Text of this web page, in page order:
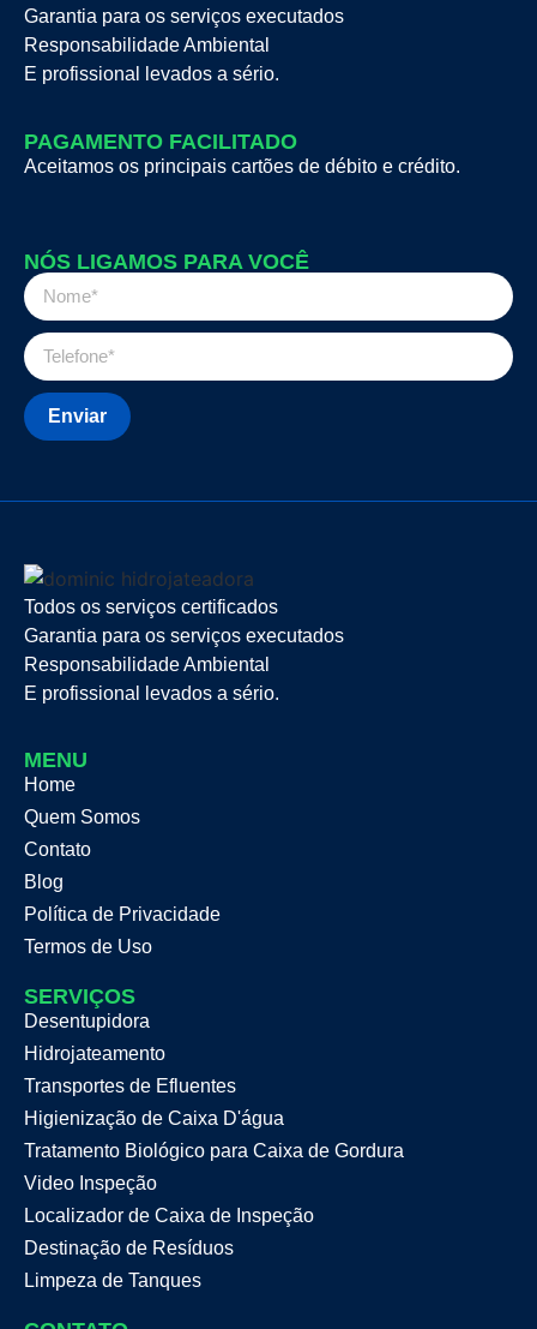
Garantia para os serviços executados
Responsabilidade Ambiental
E profissional levados a sério.
PAGAMENTO FACILITADO
Aceitamos os principais cartões de débito e crédito.
NÓS LIGAMOS PARA VOCÊ
Enviar
Todos os serviços certificados
Garantia para os serviços executados
Responsabilidade Ambiental
E profissional levados a sério.
MENU
Home
Quem Somos
Contato
Blog
Política de Privacidade
Termos de Uso
SERVIÇOS
Desentupidora
Hidrojateamento
Transportes de Efluentes
Higienização de Caixa D'água
Tratamento Biológico para Caixa de Gordura
Video Inspeção
Localizador de Caixa de Inspeção
Destinação de Resíduos
Limpeza de Tanques